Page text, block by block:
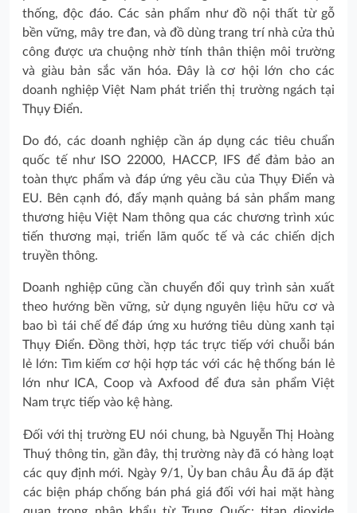
thống, độc đáo. Các sản phẩm như đồ nội thất từ gỗ
bền vững, mây tre đan, và đồ dùng trang trí nhà cửa thủ
công được ưa chuộng nhờ tính thân thiện môi trường
và giàu bản sắc văn hóa. Đây là cơ hội lớn cho các
doanh nghiệp Việt Nam phát triển thị trường ngách tại
Thụy Điển.
Do đó, các doanh nghiệp cần áp dụng các tiêu chuẩn
quốc tế như ISO 22000, HACCP, IFS để đảm bảo an
toàn thực phẩm và đáp ứng yêu cầu của Thụy Điển và
EU. Bên cạnh đó, đẩy mạnh quảng bá sản phẩm mang
thương hiệu Việt Nam thông qua các chương trình xúc
tiến thương mại, triển lãm quốc tế và các chiến dịch
truyền thông.
Doanh nghiệp cũng cần chuyển đổi quy trình sản xuất
theo hướng bền vững, sử dụng nguyên liệu hữu cơ và
bao bì tái chế để đáp ứng xu hướng tiêu dùng xanh tại
Thụy Điển. Đồng thời, hợp tác trực tiếp với chuỗi bán
lẻ lớn: Tìm kiếm cơ hội hợp tác với các hệ thống bán lẻ
lớn như ICA, Coop và Axfood để đưa sản phẩm Việt
Nam trực tiếp vào kệ hàng.
Đối với thị trường EU nói chung, bà Nguyễn Thị Hoàng
Thuý thông tin, gần đây, thị trường này đã có hàng loạt
các quy định mới. Ngày 9/1, Ủy ban châu Âu đã áp đặt
các biện pháp chống bán phá giá đối với hai mặt hàng